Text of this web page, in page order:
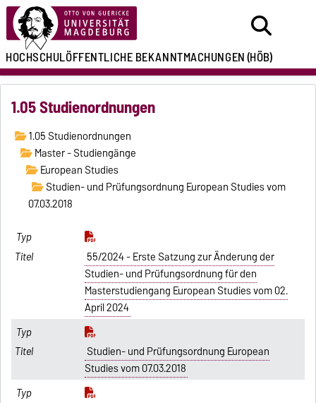
HOCHSCHULÖFFENTLICHEBEKANNTMACHUNGEN(HÖB)
1.05 Studienordnungen
1.05 Studienordnungen
Master - Studiengänge
European Studies
Studien- und Prüfungsordnung European Studies vom
07.03.2018
55/2024 - Erste Satzung zur Änderung der
Studien- und Prüfungsordnung für den
Masterstudiengang European Studies vom 02.
April 2024
Studien- und Prüfungsordnung European
Studies vom 07.03.2018